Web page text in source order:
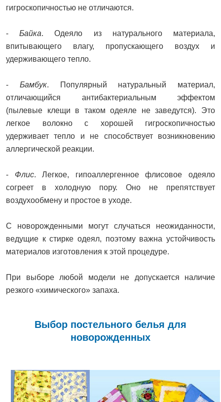
гигроскопичностью не отличаются.
-Байка. Одеяло из натурального материала,
впитывающего влагу, пропускающего воздух и
удерживающего тепло.
- Бамбук. Популярный натуральный материал,
отличающийся антибактериальным эффектом
(пылевые клещи в таком одеяле не заведутся). Это
легкое волокно с хорошей гигроскопичностью
удерживает тепло и не способствует возникновению
аллергической реакции.
- Флис. Легкое, гипоаллергенное флисовое одеяло
согреет в холодную пору. Оно не препятствует
воздухообмену и простое в уходе.
С новорожденными могут случаться неожиданности,
ведущие к стирке одеял, поэтому важна устойчивость
материалов изготовления к этой процедуре.
При выборе любой модели не допускается наличие
резкого «химического» запаха.
Выбор постельного белья для
новорожденных